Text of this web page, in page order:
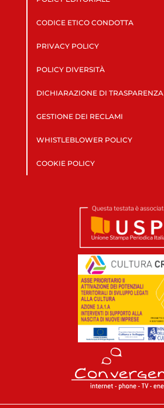
CODICE ETICO CONDOTTA
PRIVACY POLICY
POLICY DIVERSITÀ
DICHIARAZIONE DI TRASPARENZA
GESTIONE DEI RECLAMI
WHISTLEBLOWER POLICY
COOKIE POLICY